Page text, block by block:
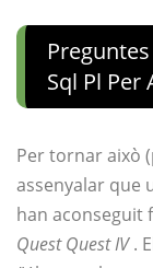
Sql Pl Per
Per tornar això
assenyalar que
han aconseguit
Quest Quest IV.